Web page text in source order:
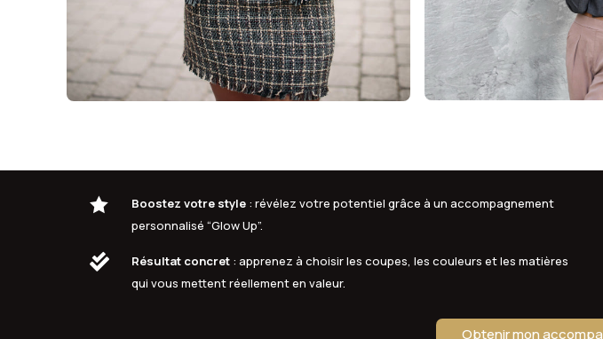
 Boostez votre style : révélez votre potentiel grâce à un accompagnement
personnalisé “Glow Up”.
 Résultat concret : apprenez à choisir les coupes, les couleurs et les matières
qui vous mettent réellement en valeur.
Obtenir mon